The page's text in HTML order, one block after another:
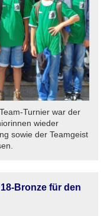
Turnier war der
wieder
sowie der Teamgeist
Bronze für den